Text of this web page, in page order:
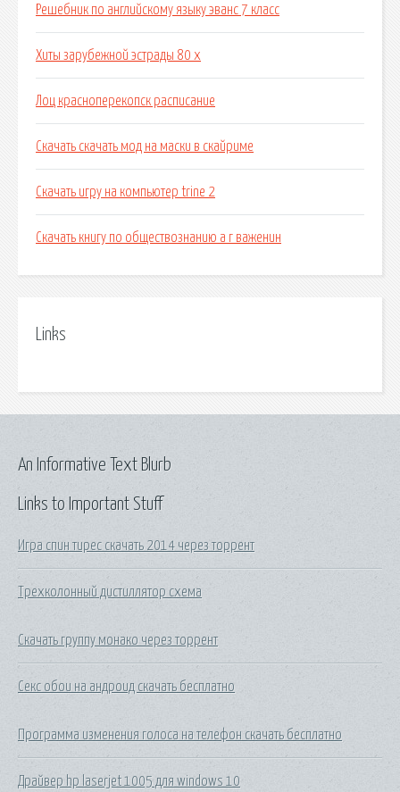
Решебник по английскому языку эванс 7 класс
Хиты зарубежной эстрады 80 х
Лоц красноперекопск расписание
Скачать скачать мод на маски в скайриме
Скачать игру на компьютер trine 2
Скачать книгу по обществознанию а г важенин
Links
Links to Important Stuff
Игра спин тирес скачать 2014 через торрент
Трехколонный дистиллятор схема
Скачать группу монако через торрент
Секс обои на андроид скачать бесплатно
Программа изменения голоса на телефон скачать бесплатно
Драйвер hp laserjet 1005 для windows 10
An Informative Text Blurb